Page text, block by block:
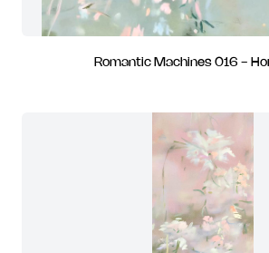
Romantic Machines 016 -